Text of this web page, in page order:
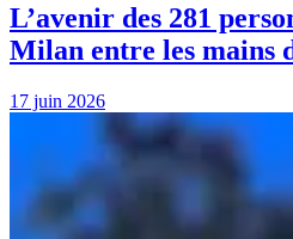
L’avenir des 281
Milan entre les mains
17 juin 2026